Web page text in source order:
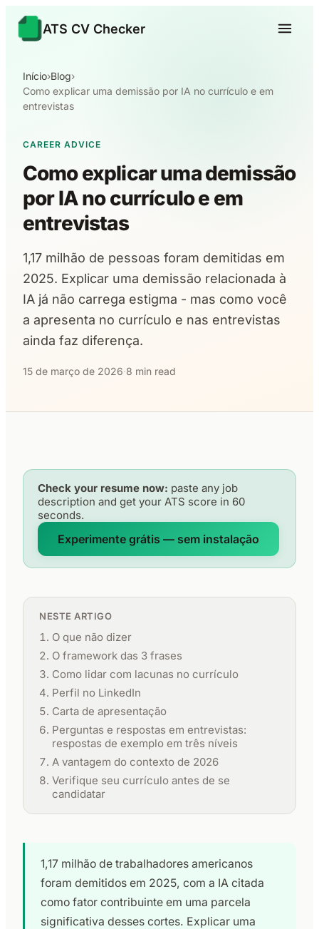
ATS CV Checker
Início›Blog›
Como explicar uma demissão por IA no currículo e em
entrevistas
CAREER ADVICE
Como explicar uma demissão
por IA no currículo e em
entrevistas
1,17 milhão de pessoas foram demitidas em
2025. Explicar uma demissão relacionada à
IA já não carrega estigma - mas como você
a apresenta no currículo e nas entrevistas
ainda faz diferença.
15 de março de 2026·8 min read
Check your resume now: paste any job
description and get your ATS score in 60
seconds.
Experimente grátis — sem instalação
NESTE ARTIGO
O que não dizer
O framework das 3 frases
Como lidar com lacunas no currículo
Perfil no LinkedIn
Carta de apresentação
Perguntas e respostas em entrevistas:
respostas de exemplo em três níveis
A vantagem do contexto de 2026
Verifique seu currículo antes de se
candidatar
1,17 milhão de trabalhadores americanos
foram demitidos em 2025, com a IA citada
como fator contribuinte em uma parcela
significativa desses cortes. Explicar uma